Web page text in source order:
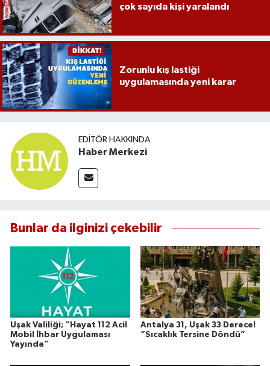
çok sayıda kişi yaralandı
Zorunlu kış lastiği
uygulamasında yeni karar
EDITÖR HAKKINDA
Haber Merkezi
Bunlar da ilginizi çekebilir
Uşak Valiliği; “Hayat 112 Acil
Mobil İhbar Uygulaması
Yayında”
Antalya 31, Uşak 33 Derece!
“Sıcaklık Tersine Döndü”